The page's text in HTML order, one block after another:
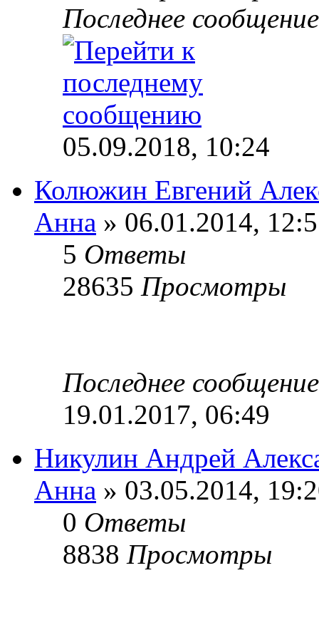
Последнее
05.09.2018, 10:24
Колюжин Евгений
Анна » 06.01.2014,
5 Ответы
28635 Просмотры
Последнее
19.01.2017, 06:49
Никулин Андрей
Анна » 03.05.2014,
0 Ответы
8838 Просмотры